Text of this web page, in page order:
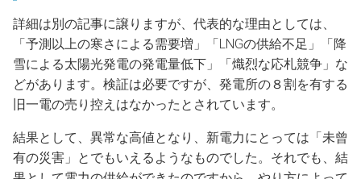
詳細は別の記事に譲りますが、代表的な理由としては、
「予測以上の寒さによる需要増」「LNGの供給不足」「降
雪による太陽光発電の発電量低下」「熾烈な応札競争」な
どがあります。検証は必要ですが、発電所の８割を有する
旧一電の売り控えはなかったとされています。
結果として、異常な高値となり、新電力にとっては「未曾
有の災害」とでもいえるようなものでした。それでも、結